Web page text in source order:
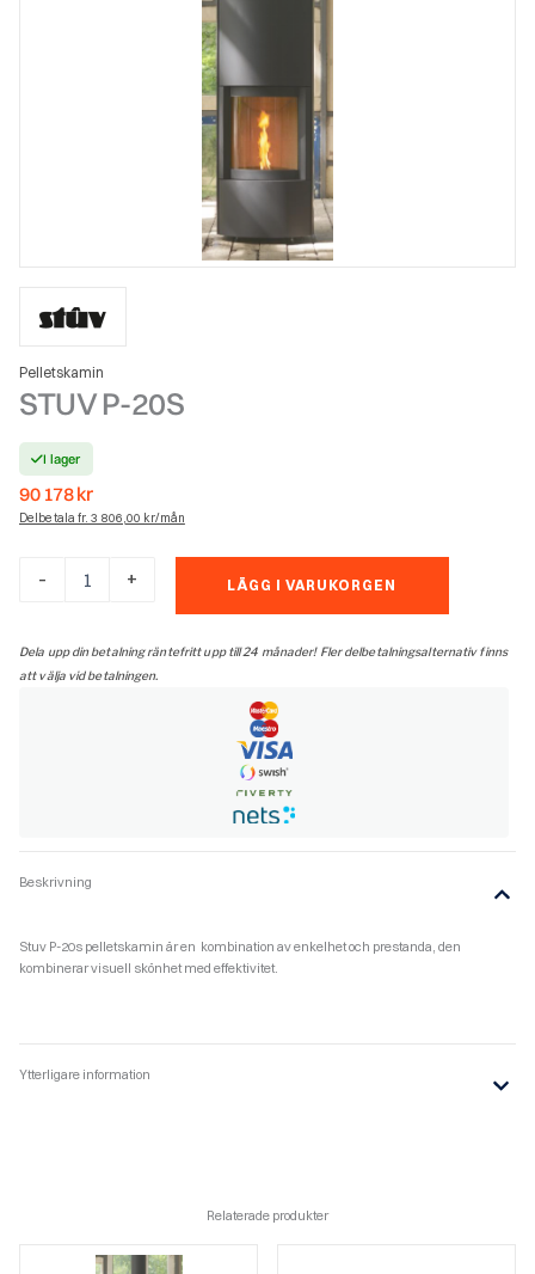
Pelletskamin
STUV P-20S
I lager
90 178kr
Delbetala fr. 3 806,00 kr/mån
- + LÄGG I VARUKORGEN
Dela upp din betalning räntefritt upp till 24 månader! Fler delbetalningsalternativ finns
att välja vid betalningen.
Beskrivning
Stuv P-20s pelletskamin är en kombination av enkelhet och prestanda, den
kombinerar visuell skönhet med effektivitet.
Ytterligare information
Relaterade produkter